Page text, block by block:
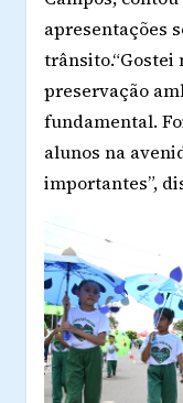
apresentações
preservação
fundamental.
alunos na
importantes”,